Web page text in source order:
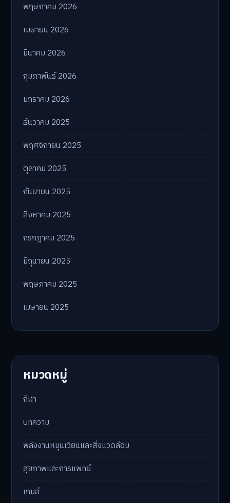
พฤษภาคม 2026
เมษายน 2026
มีนาคม 2026
กุมภาพันธ์ 2026
มกราคม 2026
ธันวาคม 2025
พฤศจิกายน 2025
ตุลาคม 2025
กันยายน 2025
สิงหาคม 2025
กรกฎาคม 2025
มิถุนายน 2025
พฤษภาคม 2025
เมษายน 2025
หมวดหมู่
กีฬา
บทความ
พลังงานหมุนเวียนและสิ่งแวดล้อม
สุขภาพและการแพทย์
เกมส์